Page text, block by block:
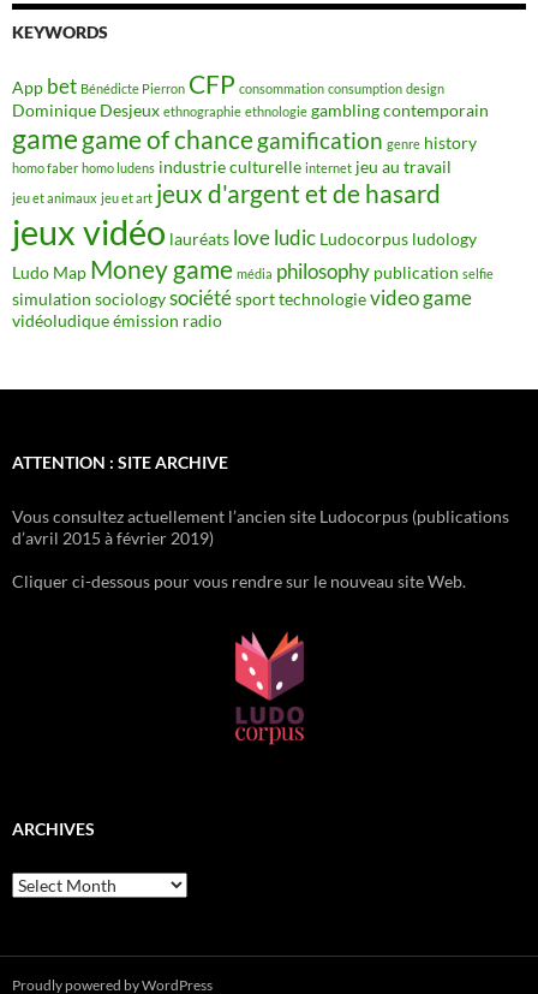
KEYWORDS
App bet Bénédicte Pierron CFP consommation consumption design
Dominique Desjeux ethnographie ethnologie gambling contemporain
game game of chancegamification genre history
homo faber homo ludens industrie culturelle internet jeu au travail
jeu et animaux jeu et art jeux d'argent et de hasard
jeux vidéo lauréats loveludic Ludocorpus ludology
Ludo Map Money game média philosophy publication selfie
simulation sociologysociétésporttechnologievideo game
vidéoludiqueémission radio
ATTENTION : SITE ARCHIVE
Vous consultez actuellement l’ancien site Ludocorpus (publications
d’avril 2015 à février 2019)
Cliquer ci-dessous pour vous rendre sur le nouveau site Web.
ARCHIVES
Archives
Proudly powered by WordPress